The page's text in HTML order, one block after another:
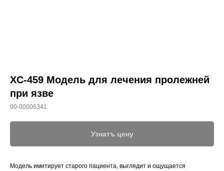
XC-459 Модель для лечения пролежней
при язве
00-00006341
Узнатъ цену
Модель имитирует старого пациента, выглядит и ощущается